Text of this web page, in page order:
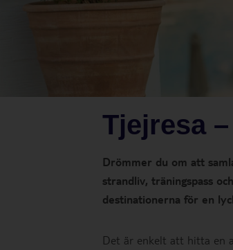
Tjejresa
Drömmer du om att
strandliv, träningspass
destinationerna för en
Det är enkelt att hitta en